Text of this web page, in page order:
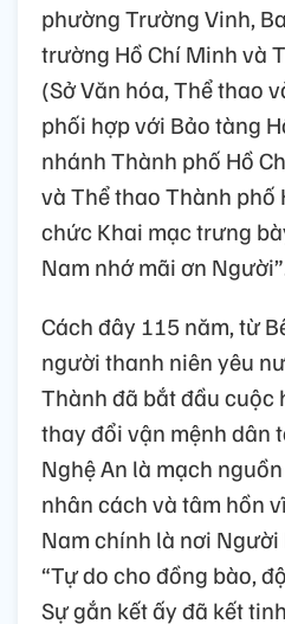
phường Trường Vinh,
trường Hồ Chí Minh và
(Sở Văn hóa, Thể thao
phối hợp với Bảo tàng
nhánh Thành phố Hồ
và Thể thao Thành phố
chức Khai mạc trưng
Nam nhớ mãi ơn
Cách đây 115 năm, từ
người thanh niên yêu
Thành đã bắt đầu cuộc
thay đổi vận mệnh dân
Nghệ An là mạch
nhân cách và tâm hồn
Nam chính là nơi
“Tự do cho đồng bào,
Sự gắn kết ấy đã kết